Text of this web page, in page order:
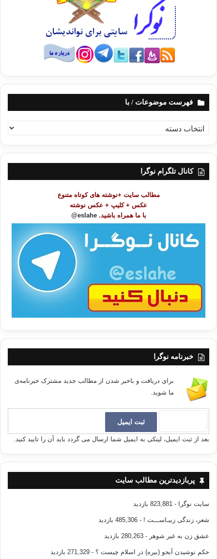
فهرست موضوعات / با
ه
ر
کانال تلگرام نوگرا
مطالب سایت +نوشته های کوتاه متنوع
عکس + کلیپ + عکس نوشته
با ما همراه باشید. eslahe@
خبرنامه نوگرا
برای دریافت و باخبر شدن از مطالب جدید مشترک خبرنامه‌ی
ما شوید.
بعد از ثبت ایمیل، لینکی به ایمیل شما ارسال می گردد باید آن را تایید کنید.
پربازدیدترین مطالب سایت
سایت نوگرا - 823,881 بازدید
شعر، زندگی زیبـاســـت ! - 485,306 بازدید
عشق زن به غیر شوهر - 280,263 بازدید
حکم نوشیدن آبجو (بیره) در اسلام چیست ؟ - 271,329 بازدید